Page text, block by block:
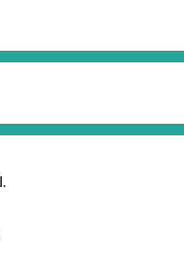
امام جمعه شهرستان ساوجبلاغ اظهارداشت : اربعین امسال سراسر حماسه خونخواهی و مرگ بر آمریکا و اسرائیل بود.